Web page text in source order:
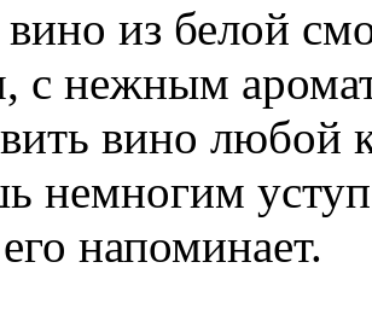
вино из белой
с нежным
вино любой
немногим
напоминает.